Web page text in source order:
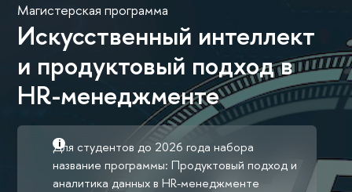
Магистерская программа
Искусственный интеллект
и продуктовый подход в
HR-менеджменте
Для студентов до 2026 года набора
название программы: Продуктовый подход и
аналитика данных в HR-менеджменте